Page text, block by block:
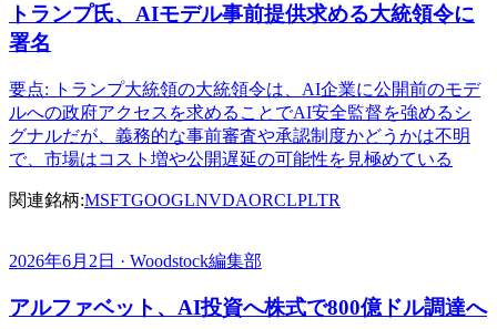
トランプ氏、AIモデル事前提供求める大統領令に
署名
要点: トランプ大統領の大統領令は、AI企業に公開前のモデ
ルへの政府アクセスを求めることでAI安全監督を強めるシ
グナルだが、義務的な事前審査や承認制度かどうかは不明
で、市場はコスト増や公開遅延の可能性を見極めている
関連銘柄:MSFTGOOGLNVDAORCLPLTR
2026年6月2日 · Woodstock編集部
アルファベット、AI投資へ株式で800億ドル調達へ